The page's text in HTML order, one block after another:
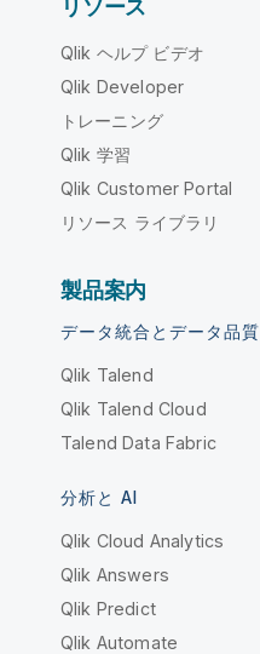
リソース
Qlik ヘルプ ビデオ
Qlik Developer
トレーニング
Qlik 学習
Qlik Customer Portal
リソース ライブラリ
製品案内
データ統合とデータ品質
Qlik Talend
Qlik Talend Cloud
Talend Data Fabric
分析と AI
Qlik Cloud Analytics
Qlik Answers
Qlik Predict
Qlik Automate